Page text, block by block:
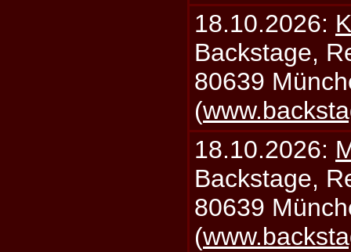
18.10.2026:
Backstage,
80639
(
18.10.2026:
Backstage,
80639
(